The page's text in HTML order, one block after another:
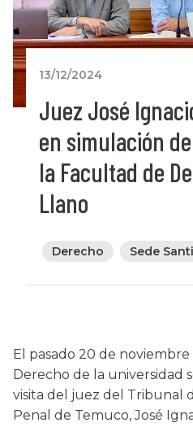
13/12/2024
Juez José
en simulación
la Facultad de
Llano
Derecho Sede
El pasado 20 de
Derecho de la universidad
visita del juez del Tribunal
Penal de Temuco, José